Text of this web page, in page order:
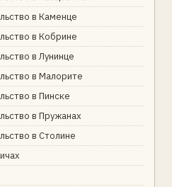
в Каменце
в Кобрине
в Лунинце
в Малорите
в Пинске
в Пружанах
в Столине